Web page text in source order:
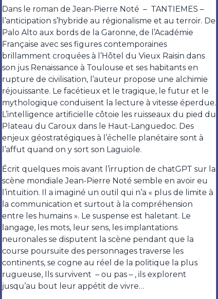
Dans le roman de Jean-Pierre Noté – TANTIEMES –
l’anticipation s’hybride au régionalisme et au terroir. De
Palo Alto aux bords de la Garonne, de l’Académie
Française avec ses figures contemporaines
brillamment croquées à l’Hôtel du Vieux Raisin dans
son jus Renaissance à Toulouse et ses habitants en
rupture de civilisation, l’auteur propose une alchimie
réjouissante. Le facétieux et le tragique, le futur et le
mythologique conduisent la lecture à vitesse éperdue.
L’intelligence artificielle côtoie les ruisseaux du pied du
Plateau du Caroux dans le Haut-Languedoc. Des
enjeux géostratégiques à l’échelle planétaire sont à
l’affut quand on y sort son Laguiole.
Écrit quelques mois avant l’irruption de chatGPT sur la
scène mondiale Jean-Pierre Noté semble en avoir eu
l’intuition. Il a imaginé un outil qui n’a « plus de limite à
la communication et surtout à la compréhension
entre les humains ». Le suspense est haletant. Le
langage, les mots, leur sens, les implantations
neuronales se disputent la scène pendant que la
course poursuite des personnages traverse les
continents, se cogne au réel de la politique la plus
rugueuse, Ils survivent – ou pas – , ils explorent
jusqu’au bout leur appétit de vivre…